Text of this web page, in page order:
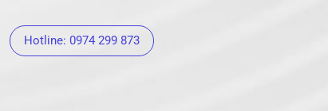
Hotline: 0974 299 873